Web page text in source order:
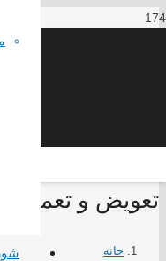
تعویض و تعمیر
خانه